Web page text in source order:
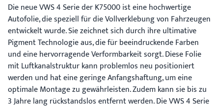
Die neue VWS 4 Serie der K75000 ist eine hochwertige
Autofolie, die speziell für die Vollverklebung von Fahrzeugen
entwickelt wurde. Sie zeichnet sich durch ihre ultimative
Pigment Technologie aus, die für beeindruckende Farben
und eine hervorragende Verformbarkeit sorgt. Diese Folie
mit Luftkanalstruktur kann problemlos neu positioniert
werden und hat eine geringe Anfangshaftung, um eine
optimale Montage zu gewährleisten. Zudem kann sie bis zu
3 Jahre lang rückstandslos entfernt werden. Die VWS 4 Serie